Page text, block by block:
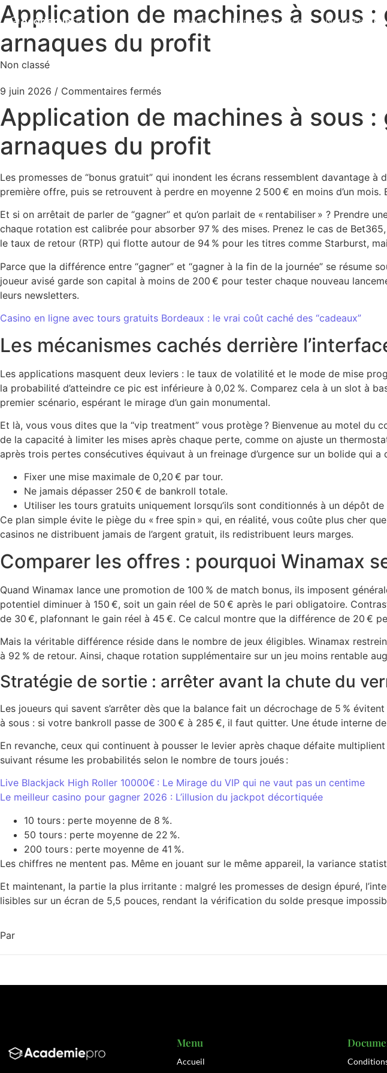
Accueil Formation Excel Notre Équipe
Application de machines à sous
arnaques du profit
Non classé
9 juin 2026 / Commentaires fermés
Application de machines à sous
arnaques du profit
Les promesses de “bonus gratuit” qui inondent les écrans ressemblent davantage
première offre, puis se retrouvent à perdre en moyenne 2 500 € en moins d’un
Et si on arrêtait de parler de “gagner” et qu’on parlait de « rentabiliser » ? Prendre
chaque rotation est calibrée pour absorber 97 % des mises. Prenez le cas de
le taux de retour (RTP) qui flotte autour de 94 % pour les titres comme Starburst,
Parce que la différence entre “gagner” et “gagner à la fin de la journée” se résume
joueur avisé garde son capital à moins de 200 € pour tester chaque nouveau
leurs newsletters.
Casino en ligne avec tours gratuits Bordeaux : le vrai coût caché des “cadeaux”
Les mécanismes cachés derrière
Les applications masquent deux leviers : le taux de volatilité et le mode de mise
la probabilité d’atteindre ce pic est inférieure à 0,02 %. Comparez cela à un slot à
premier scénario, espérant le mirage d’un gain monumental.
Et là, vous vous dites que la “vip treatment” vous protège ? Bienvenue au motel
de la capacité à limiter les mises après chaque perte, comme on ajuste un
après trois pertes consécutives équivaut à un freinage d’urgence sur un bolide qui a
Fixer une mise maximale de 0,20 € par tour.
Ne jamais dépasser 250 € de bankroll totale.
Utiliser les tours gratuits uniquement lorsqu’ils sont conditionnés à un dépôt de
Ce plan simple évite le piège du « free spin » qui, en réalité, vous coûte plus cher
casinos ne distribuent jamais de l’argent gratuit, ils redistribuent leurs marges.
Comparer les offres : pourquoi Winamax
Quand Winamax lance une promotion de 100 % de match bonus, ils imposent
potentiel diminuer à 150 €, soit un gain réel de 50 € après le pari obligatoire.
de 30 €, plafonnant le gain réel à 45 €. Ce calcul montre que la différence de 20 €
Mais la véritable différence réside dans le nombre de jeux éligibles. Winamax
à 92 % de retour. Ainsi, chaque rotation supplémentaire sur un jeu moins rentable
Stratégie de sortie : arrêter avant la chute du
Les joueurs qui savent s’arrêter dès que la balance fait un décrochage de 5 %
à sous : si votre bankroll passe de 300 € à 285 €, il faut quitter. Une étude interne
En revanche, ceux qui continuent à pousser le levier après chaque défaite
suivant résume les probabilités selon le nombre de tours joués :
Live Blackjack High Roller 10000€ : Le Mirage du VIP qui ne vaut pas un centime
Le meilleur casino pour gagner 2026 : L’illusion du jackpot décortiquée
10 tours : perte moyenne de 8 %.
50 tours : perte moyenne de 22 %.
200 tours : perte moyenne de 41 %.
Les chiffres ne mentent pas. Même en jouant sur le même appareil, la variance
Et maintenant, la partie la plus irritante : malgré les promesses de design épuré,
lisibles sur un écran de 5,5 pouces, rendant la vérification du solde presque
Par
Menu
Accueil